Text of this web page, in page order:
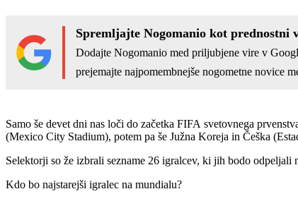
Spremljajte Nogomanio kot prednostni
Dodajte Nogomanio med priljubjene vire v
prejemajte najpomembnejše nogometne novice
Samo še devet dni nas loči do začetka FIFA svetovnega
(Mexico City Stadium), potem pa še Južna Koreja in Češka
Selektorji so že izbrali sezname 26 igralcev, ki jih bodo
Kdo bo najstarejši igralec na mundialu?